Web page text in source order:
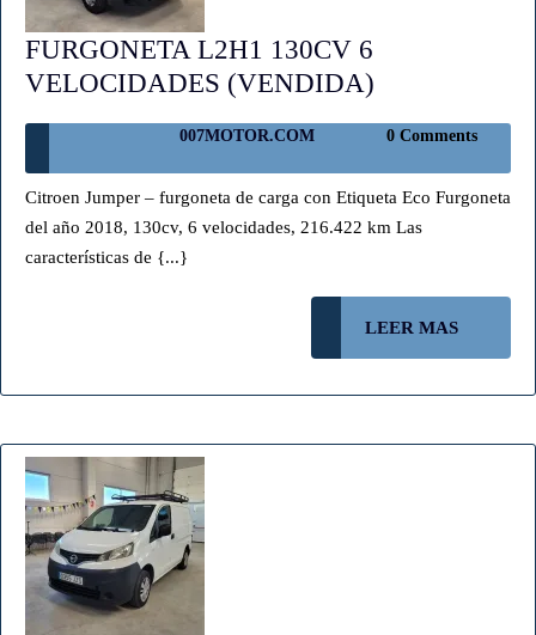
FURGONETA L2H1 130CV 6
VELOCIDADES (VENDIDA)
130CV
6
007MOTOR.COM 007MOTOR.COM
0 Comments
Citroen Jumper – furgoneta de carga con Etiqueta Eco Furgoneta
del año 2018, 130cv, 6 velocidades, 216.422 km Las
características de {...}
LEER MAS
MAS